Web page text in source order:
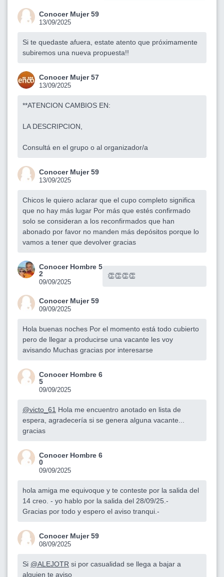
Conocer Mujer 59
13/09/2025
Si te quedaste afuera, estate atento que próximamente
subiremos una nueva propuesta!!
Conocer Mujer 57
13/09/2025
**ATENCION CAMBIOS EN:
LA DESCRIPCION,
Consultá en el grupo o al organizador/a
Conocer Mujer 59
13/09/2025
Chicos le quiero aclarar que el cupo completo significa
que no hay más lugar Por más que estés confirmado
solo se consideran a los reconfirmados que han
abonado por favor no manden más depósitos porque lo
vamos a tener que devolver gracias
Conocer Hombre 5
2
09/09/2025
👏👏👏👏
Conocer Mujer 59
09/09/2025
Hola buenas noches Por el momento está todo cubierto
pero de llegar a producirse una vacante les voy
avisando Muchas gracias por interesarse
Conocer Hombre 6
5
09/09/2025
@victo_61 Hola me encuentro anotado en lista de
espera, agradecería si se genera alguna vacante...
gracias
Conocer Hombre 6
0
09/09/2025
hola amiga me equivoque y te conteste por la salida del
14 creo. - yo hablo por la salida del 28/09/25.-
Gracias por todo y espero el aviso tranqui.-
Conocer Mujer 59
08/09/2025
Si @ALEJOTR si por casualidad se llega a bajar a
alguien te aviso